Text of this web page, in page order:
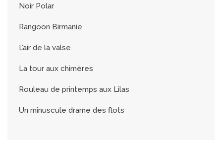
Noir Polar
Rangoon Birmanie
L’air de la valse
La tour aux chimères
Rouleau de printemps aux Lilas
Un minuscule drame des flots